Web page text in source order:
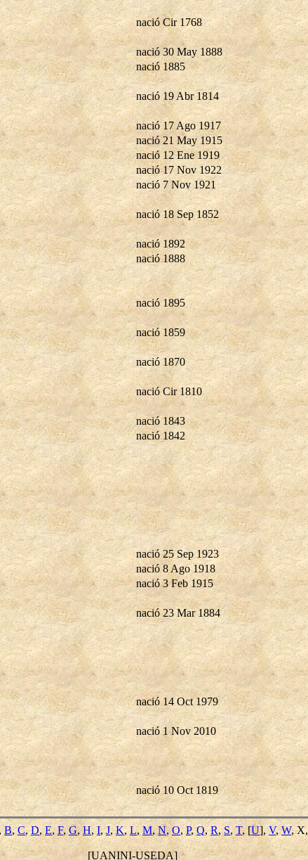
nació Cir 1768
nació 30 May 1888
nació 1885
nació 19 Abr 1814
nació 17 Ago 1917
nació 21 May 1915
nació 12 Ene 1919
nació 17 Nov 1922
nació 7 Nov 1921
nació 18 Sep 1852
nació 1892
nació 1888
nació 1895
nació 1859
nació 1870
nació Cir 1810
nació 1843
nació 1842
nació 25 Sep 1923
nació 8 Ago 1918
nació 3 Feb 1915
nació 23 Mar 1884
nació 14 Oct 1979
nació 1 Nov 2010
nació 10 Oct 1819
,B,C,D,E, F, G,H, I,J,K, L, M, N,O,P,Q,R,S, T, [U], V,W, X,
[UANINI-USEDA]